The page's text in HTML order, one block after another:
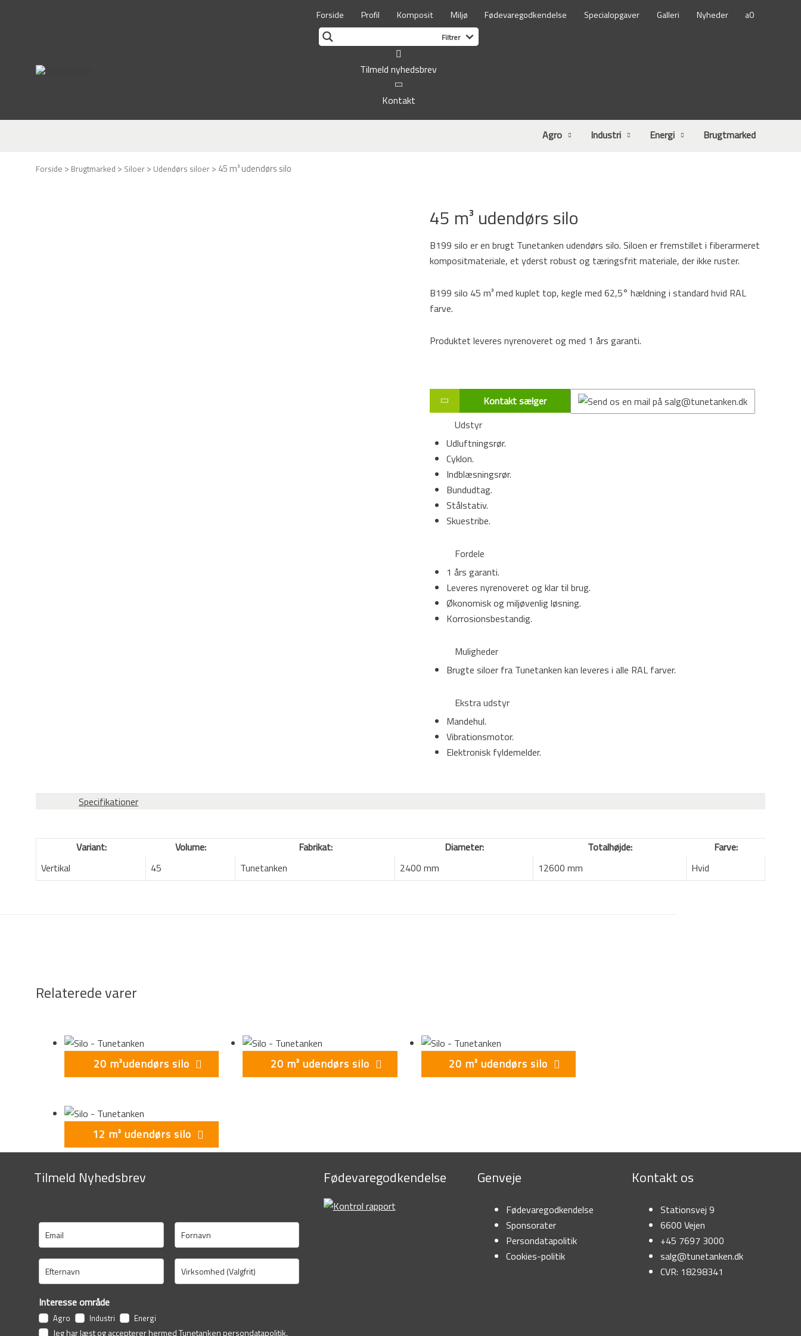
Forside Profil Komposit Miljø Fødevaregodkendelse Specialopgaver Galleri Nyheder
Tilmeld nyhedsbrev
Kontakt
Agro Industri Energi Brugtmarked
Forside > Brugtmarked > Siloer > Udendørs siloer > 45 m³ udendørs silo
45 m³ udendørs silo
B199 silo er en brugt Tunetanken udendørs silo. Siloen er fremstillet i fiberarmeret
kompositmateriale, et yderst robust og tæringsfrit materiale, der ikke ruster.
B199 silo 45 m³ med kuplet top, kegle med 62,5° hældning i standard hvid RAL
farve.
Produktet leveres nyrenoveret og med 1 års garanti.
Kontakt sælger
Udstyr
Udluftningsrør.
Cyklon.
Indblæsningsrør.
Bundudtag.
Stålstativ.
Skuestribe.
Fordele
1 års garanti.
Leveres nyrenoveret og klar til brug.
Økonomisk og miljøvenlig løsning.
Korrosionsbestandig.
Muligheder
Brugte siloer fra Tunetanken kan leveres i alle RAL farver.
Ekstra udstyr
Mandehul.
Vibrationsmotor.
Elektronisk fyldemelder.
Specifikationer
Variant: Volume: Fabrikat: Diameter: Totalhøjde:
Farve:
Vertikal
45 Tunetanken 2400 mm 12600 mm Hvid
Relaterede varer
20 m³udendørs silo 20 m³ udendørs silo 20 m³ udendørs silo
12 m³ udendørs silo
Tilmeld Nyhedsbrev
Interesse område
Agro Industri Energi
Jeg har læst og accepterer hermed Tunetankenpersondatapolitik.
Fødevaregodkendelse Genveje
Fødevaregodkendelse
Sponsorater
Persondatapolitik
Cookies-politik
Kontakt os
Stationsvej 9
6600 Vejen
+45 7697 3000
salg@tunetanken.dk
CVR: 18298341